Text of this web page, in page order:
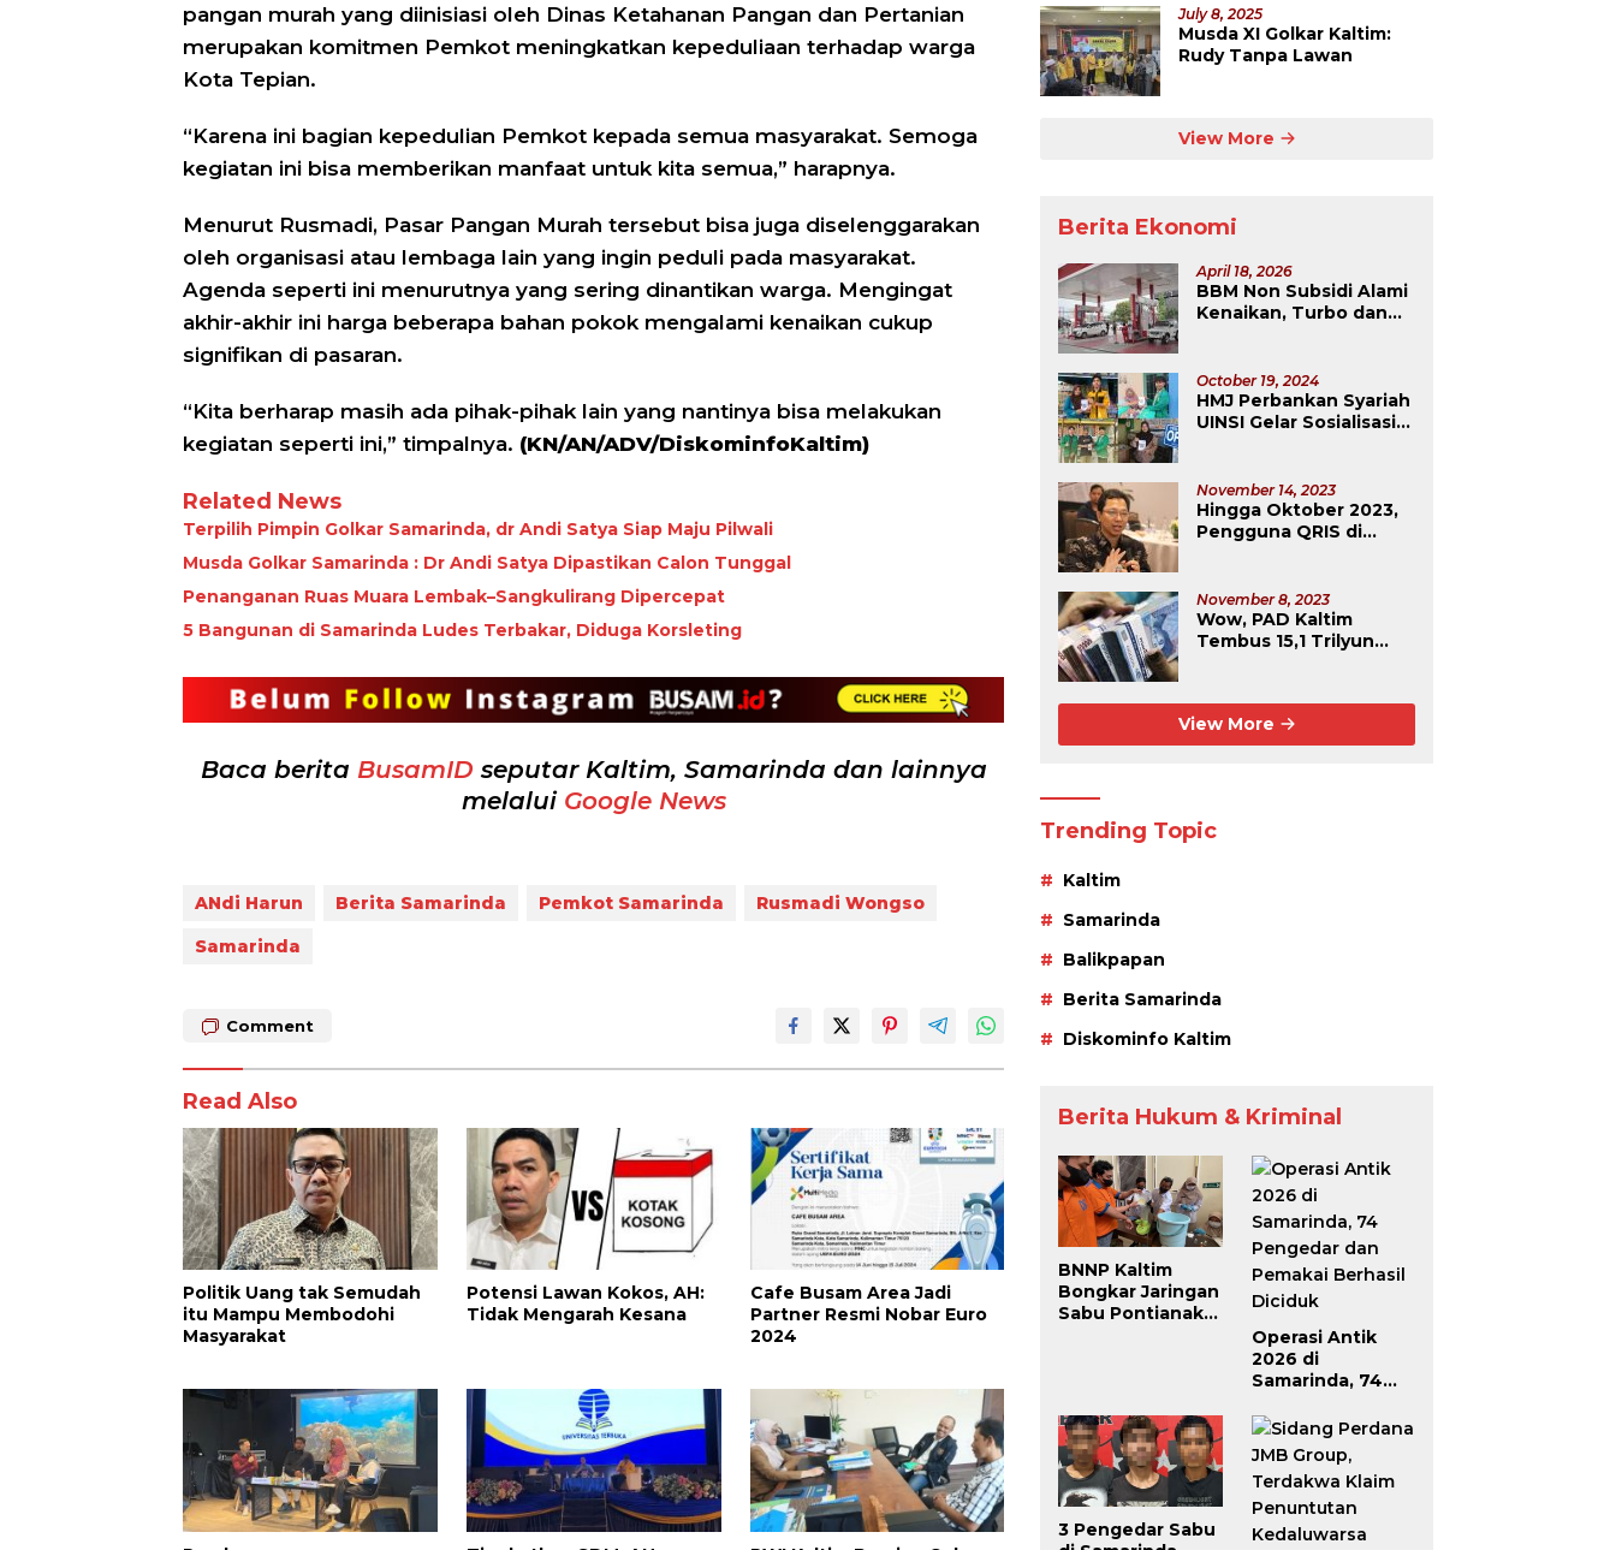
pangan murah yang diinisiasi oleh Dinas Ketahanan Pangan dan Pertanian
merupakan komitmen Pemkot meningkatkan kepeduliaan terhadap warga
Kota Tepian.
“Karena ini bagian kepedulian Pemkot kepada semua masyarakat. Semoga
kegiatan ini bisa memberikan manfaat untuk kita semua,” harapnya.
Menurut Rusmadi, Pasar Pangan Murah tersebut bisa juga diselenggarakan
oleh organisasi atau lembaga lain yang ingin peduli pada masyarakat.
Agenda seperti ini menurutnya yang sering dinantikan warga. Mengingat
akhir-akhir ini harga beberapa bahan pokok mengalami kenaikan cukup
signifikan di pasaran.
“Kita berharap masih ada pihak-pihak lain yang nantinya bisa melakukan
kegiatan seperti ini,” timpalnya. (KN/AN/ADV/DiskominfoKaltim)
Related News
Terpilih Pimpin Golkar Samarinda, dr Andi Satya Siap Maju Pilwali
Musda Golkar Samarinda : Dr Andi Satya Dipastikan Calon Tunggal
Penanganan Ruas Muara Lembak–Sangkulirang Dipercepat
5 Bangunan di Samarinda Ludes Terbakar, Diduga Korsleting
Baca berita BusamID seputar Kaltim, Samarinda dan lainnya
melalui Google News
ANdi Harun Berita Samarinda Pemkot Samarinda
Rusmadi Wongso
Samarinda
Comment
Read Also
Politik Uang tak Semudah
itu Mampu Membodohi
Masyarakat
Potensi Lawan Kokos, AH:
Tidak Mengarah Kesana
Cafe Busam Area Jadi
Partner Resmi Nobar Euro
2024
July 8, 2025
Musda XI Golkar Kaltim:
Rudy Tanpa Lawan
View More
Berita Ekonomi
April 18, 2026
BBM Non Subsidi Alami
Kenaikan, Turbo dan
October 19, 2024
HMJ Perbankan Syariah
UINSI Gelar Sosialisasi
November 14, 2023
Hingga Oktober 2023,
Pengguna QRIS di
Kalimantan
November 8, 2023
Wow, PAD Kaltim
Tembus 15,1 Trilyun
View More
Trending Topic
Kaltim
Samarinda
Balikpapan
Berita Samarinda
Diskominfo Kaltim
Berita Hukum & Kriminal
BNNP Kaltim
Bongkar Jaringan
Sabu Pontianak–
Operasi Antik
2026 di
Samarinda, 74
Pemakai Berhasil
Diciduk
3 Pengedar Sabu